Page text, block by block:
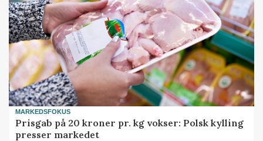
MARKEDSFOKUS
Prisgab på 20 kroner pr. kg vokser: Polsk kylling
presser markedet